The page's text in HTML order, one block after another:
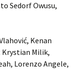
Sedorf Owusu,
Kenan
Krystian Milik,
Lorenzo Angele,